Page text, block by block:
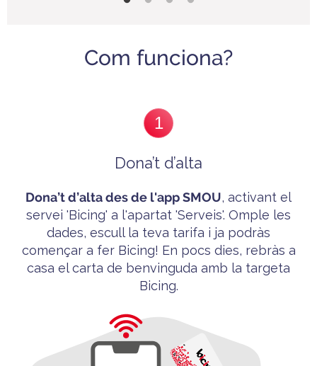
Com funciona?
1
Dona’t d’alta
Dona’td’alta des de l'app SMOU, activant el
servei 'Bicing' a l'apartat 'Serveis'. Omple les
dades, escull la teva tarifa i ja podràs
començar a fer Bicing! En pocs dies, rebràs a
casa el carta de benvinguda amb la targeta
Bicing.